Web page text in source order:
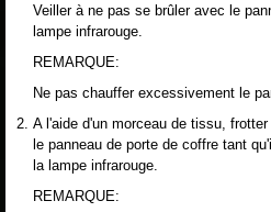
Veiller à ne pas se brûler avec le
lampe infrarouge.
REMARQUE:
Ne pas chauffer excessivement le
A l'aide d'un morceau de tissu,
le panneau de porte de coffre tant
la lampe infrarouge.
REMARQUE: